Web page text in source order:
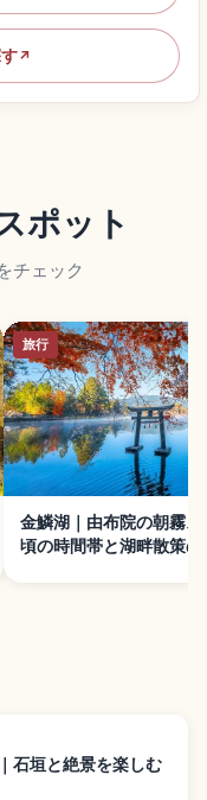
↗
ポット
チェック
旅行
金鱗湖｜由布院の朝霧ス
頃の時間帯と湖畔散策の
石垣と絶景を楽しむ